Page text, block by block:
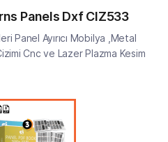
Panels Dxf CIZ533
Panel Ayırıcı Mobilya ,Metal
Cnc ve Lazer Plazma Kesim